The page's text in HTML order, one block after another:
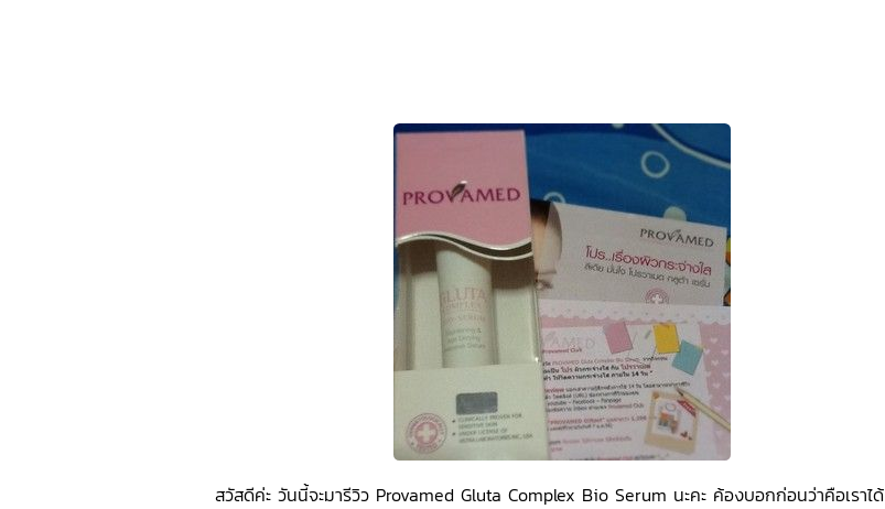
สวัสดีค่ะ วันนี้จะมารีวิว Provamed Gluta Complex Bio Serum นะคะ ค้องบอกก่อนว่าคือเราได้